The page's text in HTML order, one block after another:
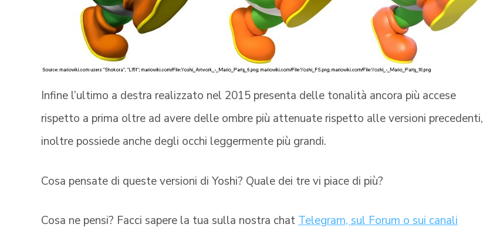
Infine l’ultimo a destra realizzato nel 2015 presenta delle tonalità ancora più accese
rispetto a prima oltre ad avere delle ombre più attenuate rispetto alle versioni precedenti,
inoltre possiede anche degli occhi leggermente più grandi.
Cosa pensate di queste versioni di Yoshi? Quale dei tre vi piace di più?
Cosa ne pensi? Facci sapere la tua sulla nostra chat Telegram, sul Forum o sui canali